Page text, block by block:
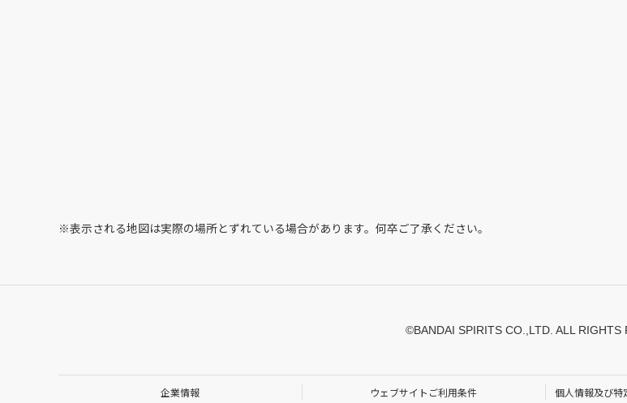
※表示される地図は実際の場所とずれている場合があります。何卒ご了承ください。
©BANDAI SPIRITS CO.,LTD. ALL RIGHTS
企業情報 ウェブサイトご利用条件 個人情報及び特